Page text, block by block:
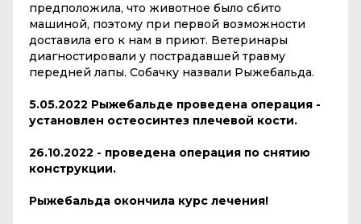
предположила, что животное было сбито
машиной, поэтому при первой возможности
доставила его к нам в приют. Ветеринары
диагностировали у пострадавшей травму
передней лапы. Собачку назвали Рыжебальда.
5.05.2022 Рыжебальде проведена операция -
установлен остеосинтез плечевой кости.
26.10.2022 - проведена операция по снятию
конструкции.
Рыжебальда окончила курс лечения!